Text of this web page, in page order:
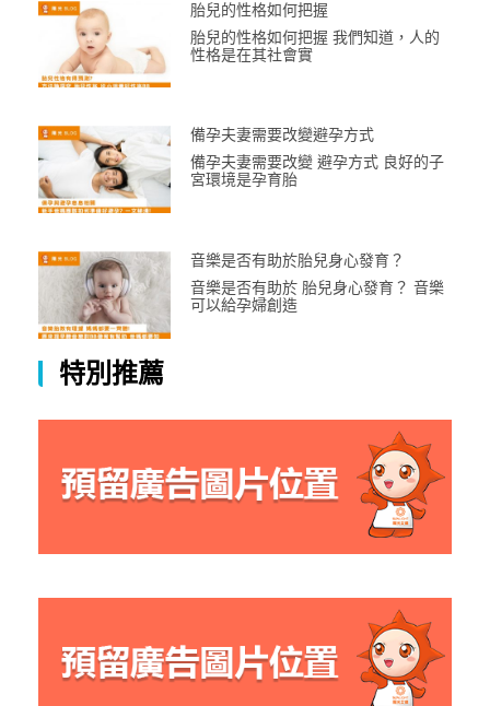
胎兒的性格如何把握
胎兒的性格如何把握 我們知道，人的
性格是在其社會實
備孕夫妻需要改變避孕方式
備孕夫妻需要改變 避孕方式 良好的子
宮環境是孕育胎
音樂是否有助於胎兒身心發育？
音樂是否有助於 胎兒身心發育？ 音樂
可以給孕婦創造
特別推薦